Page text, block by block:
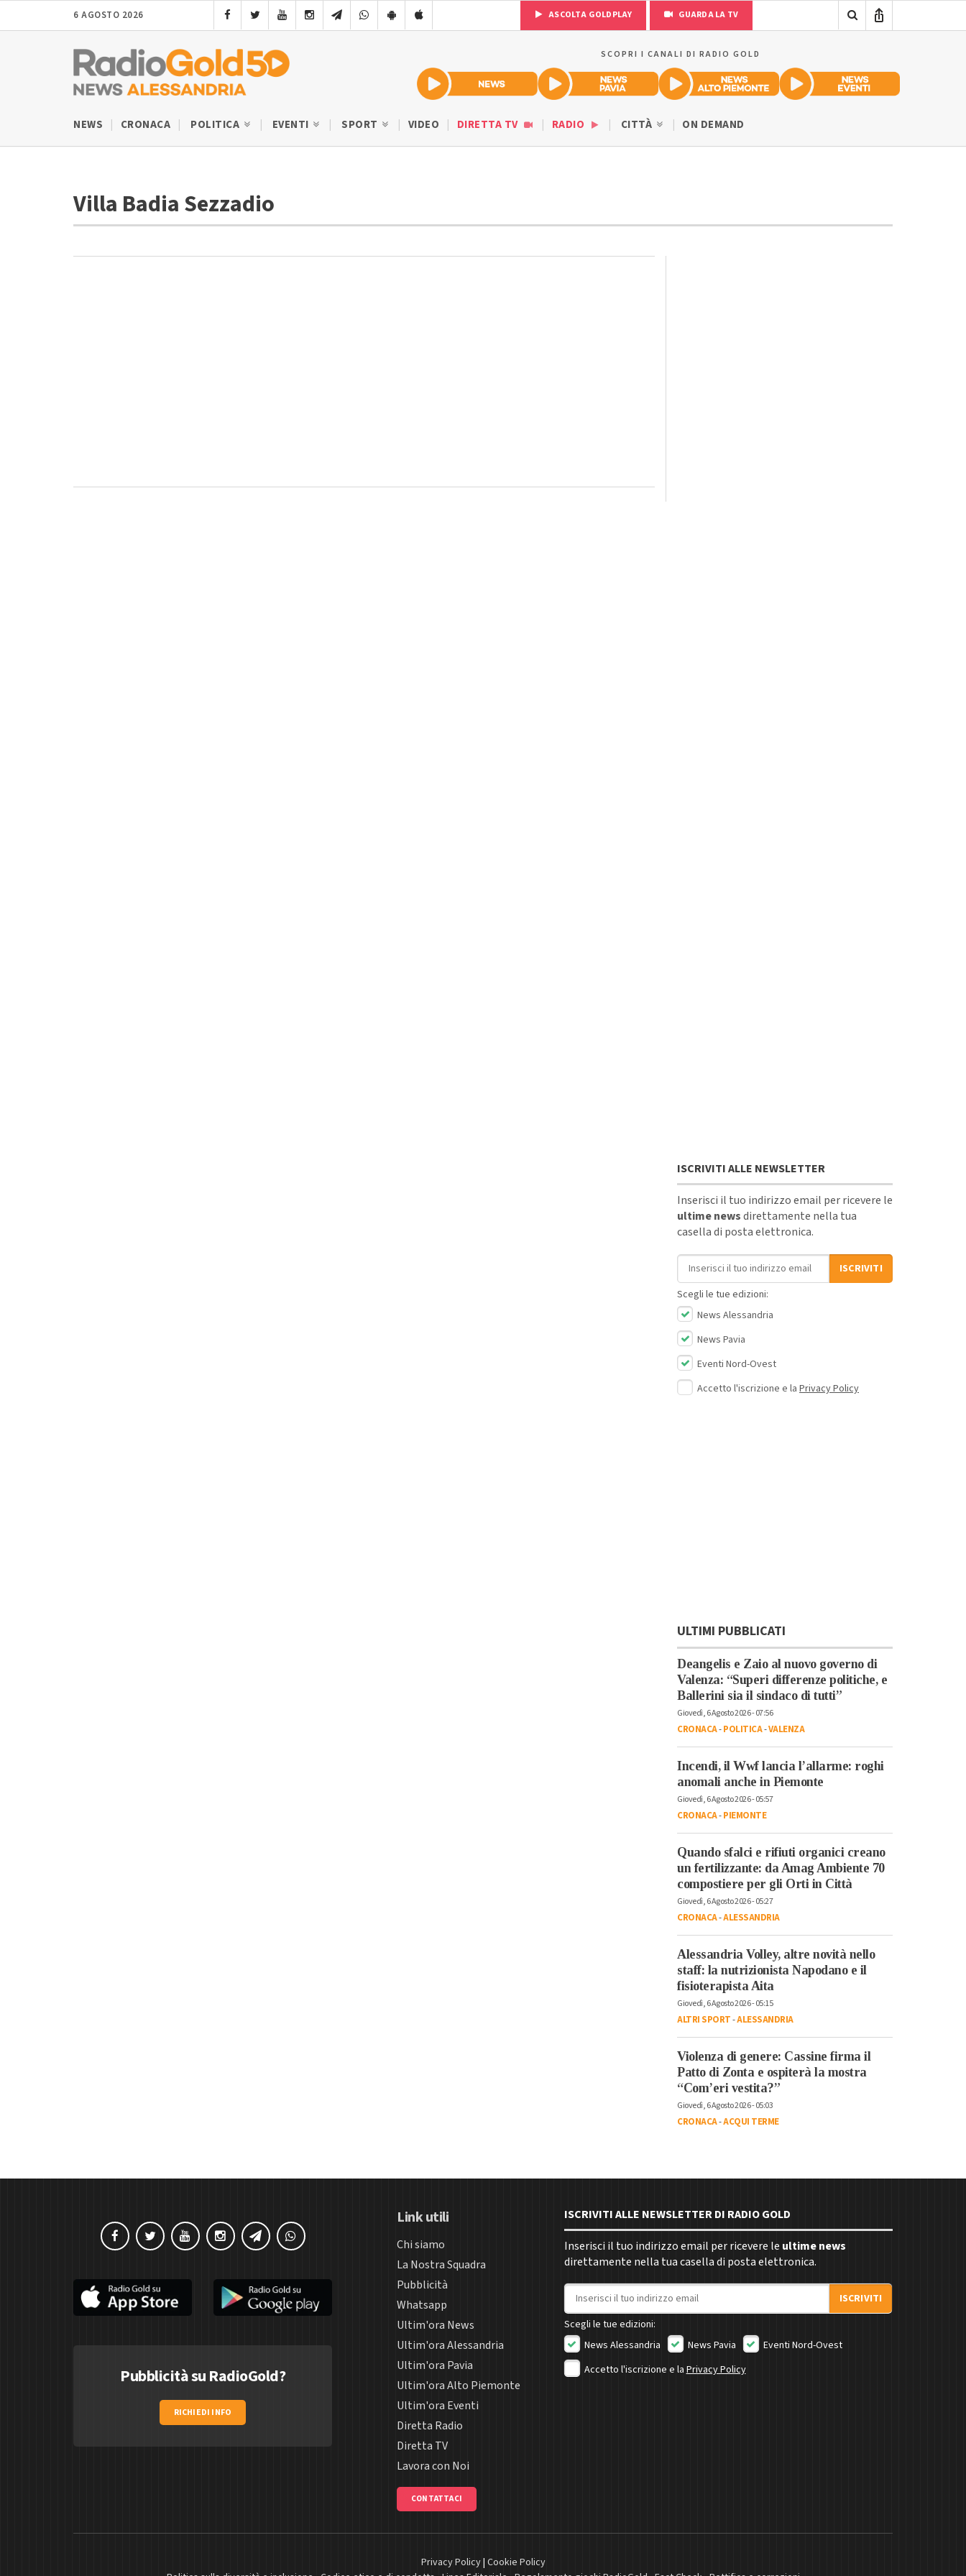
6 AGOSTO 2026 ASCOLTA GOLDPLAY GUARDA LA TV
SCOPRI I CANALI DI RADIO GOLD
NEWS CRONACA POLITICA EVENTI SPORT VIDEO DIRETTA TV RADIO CITTÀ ON DEMAND
Villa Badia Sezzadio
ISCRIVITI ALLE NEWSLETTER
Inserisci il tuo indirizzo email per ricevere le
ultime newsdirettamente nella tua
casella di posta elettronica.
Indirizzo email
ISCRIVITI
Scegli le tue edizioni:
News Alessandria
News Pavia
Eventi Nord-Ovest
Accetto l'iscrizione e la Privacy Policy
ULTIMI PUBBLICATI
Deangelis e Zaio al nuovo governo di
Valenza: “Superi differenze politiche, e
Ballerini sia il sindaco di tutti”
Giovedì, 6 Agosto 2026 - 07:56
CRONACA-POLITICA-VALENZA
Incendi, il Wwf lancia l’allarme: roghi
anomali anche in Piemonte
Giovedì, 6 Agosto 2026 - 05:57
CRONACA-PIEMONTE
Quando sfalci e rifiuti organici creano
un fertilizzante: da Amag Ambiente 70
compostiere per gli Orti in Città
Giovedì, 6 Agosto 2026 - 05:27
CRONACA-ALESSANDRIA
Alessandria Volley, altre novità nello
staff: la nutrizionista Napodano e il
fisioterapista Aita
Giovedì, 6 Agosto 2026 - 05:15
ALTRI SPORT-ALESSANDRIA
Violenza di genere: Cassine firma il
Patto di Zonta e ospiterà la mostra
“Com’eri vestita?”
Giovedì, 6 Agosto 2026 - 05:03
CRONACA-ACQUI TERME
Pubblicità su RadioGold?
RICHIEDI INFO
Link utili
Chi siamo
La Nostra Squadra
Pubblicità
Whatsapp
Ultim'ora News
Ultim'ora Alessandria
Ultim'ora Pavia
Ultim'ora Alto Piemonte
Ultim'ora Eventi
Diretta Radio
Diretta TV
Lavora con Noi
CONTATTACI
ISCRIVITI ALLE NEWSLETTER DI RADIO GOLD
Inserisci il tuo indirizzo email per ricevere le ultime news
direttamente nella tua casella di posta elettronica.
Indirizzo email
ISCRIVITI
Scegli le tue edizioni:
News Alessandria
News Pavia
Eventi Nord-Ovest
Accetto l'iscrizione e la Privacy Policy
Privacy Policy| Cookie Policy